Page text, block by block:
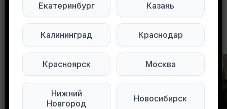
Другие объявления в этом городе
Екатеринбург Казань
Калининград Краснодар
Красноярск Москва
Нижний
Новгород
Новосибирск